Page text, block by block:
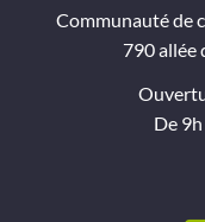
Communauté de
790 allée
De